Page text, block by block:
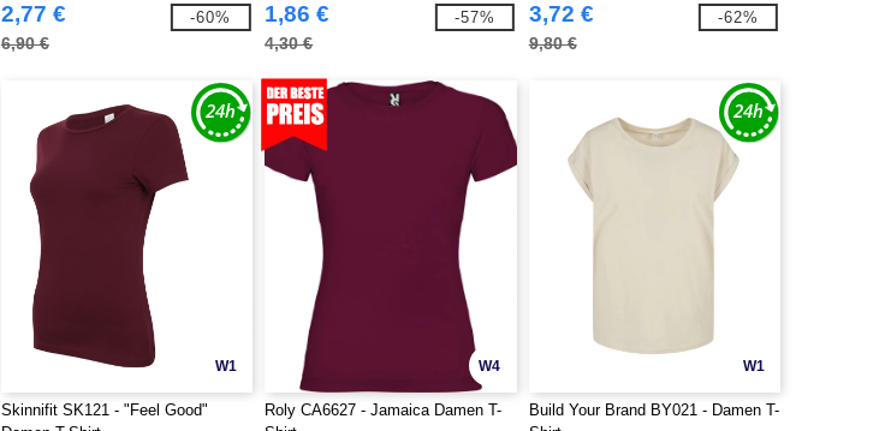
2,77 €
6,90 €
-60% 1,86 €
4,30 €
-57% 3,72 €
9,80 €
-62%
W1
Skinnifit SK121 - "Feel Good"
W4
Roly CA6627 - Jamaica Damen T-
W1
Build Your Brand BY021 - Damen T-